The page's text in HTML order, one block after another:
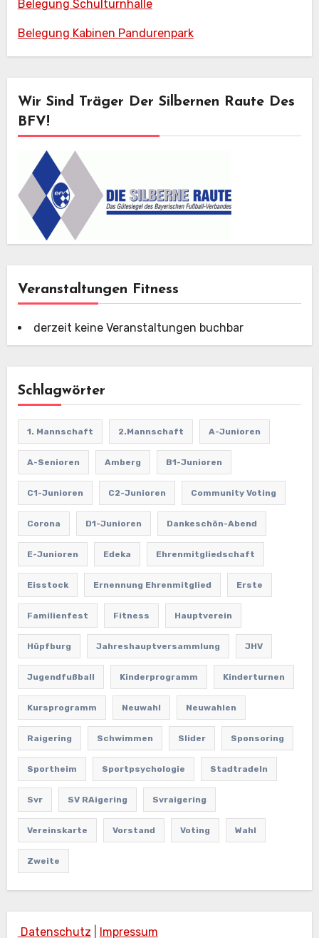
Belegung Schulturnhalle
Belegung Kabinen Pandurenpark
Wir Sind Träger Der Silbernen Raute Des
BFV!
Veranstaltungen Fitness
derzeit keine Veranstaltungen buchbar
Schlagwörter
1. Mannschaft 2.Mannschaft A-Junioren
A-Senioren Amberg B1-Junioren
C1-Junioren C2-Junioren Community Voting
Corona D1-Junioren Dankeschön-Abend
E-Junioren Edeka Ehrenmitgliedschaft
Eisstock Ernennung Ehrenmitglied Erste
Familienfest Fitness Hauptverein
Hüpfburg Jahreshauptversammlung JHV
Jugendfußball Kinderprogramm Kinderturnen
Kursprogramm Neuwahl Neuwahlen
Raigering Schwimmen Slider Sponsoring
Sportheim Sportpsychologie Stadtradeln
Svr SV RAigering Svraigering
Vereinskarte Vorstand Voting Wahl
Zweite
Datenschutz Impressum